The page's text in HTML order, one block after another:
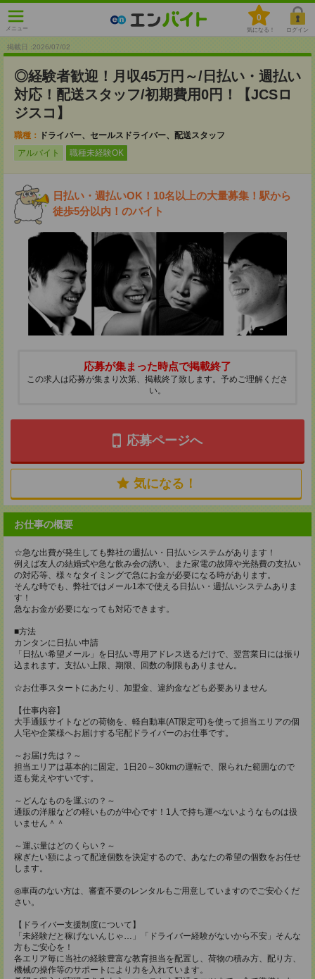
メニュー
0
気になる！ ログイン
掲載日 :2026/07/02
◎経験者歓迎！月収45万円～/日払い・週払い
対応！配送スタッフ/初期費用0円！【JCSロ
ジスコ】
職種：
ドライバー、セールスドライバー、配送スタッフ
アルバイト
職種未経験OK
日払い・週払いOK！10名以上の大量募集！駅から
徒歩5分以内！のバイト
応募が集まった時点で掲載終了
この求人は応募が集まり次第、掲載終了致します。予めご理解くださ
い。
応募ページへ
気になる！
お仕事の概要
☆急な出費が発生しても弊社の週払い・日払いシステムがあります！
例えば友人の結婚式や急な飲み会の誘い、また家電の故障や光熱費の支払い
の対応等、様々なタイミングで急にお金が必要になる時があります。
そんな時でも、弊社ではメール1本で使える日払い・週払いシステムありま
す！
急なお金が必要になっても対応できます。
■方法
カンタンに日払い申請
「日払い希望メール」を日払い専用アドレス送るだけで、翌営業日には振り
込まれます。支払い上限、期限、回数の制限もありません。
☆お仕事スタートにあたり、加盟金、違約金なども必要ありません
【仕事内容】
大手通販サイトなどの荷物を、軽自動車(AT限定可)を使って担当エリアの個
人宅や企業様へお届けする宅配ドライバーのお仕事です。
～お届け先は？～
担当エリアは基本的に固定。1日20～30kmの運転で、限られた範囲なので
道も覚えやすいです。
～どんなものを運ぶの？～
通販の洋服などの軽いものが中心です！1人で持ち運べないようなものは扱
いません＾＾
～運ぶ量はどのくらい？～
稼ぎたい額によって配達個数を決定するので、あなたの希望の個数をお任せ
します。
◎車両のない方は、審査不要のレンタルもご用意していますのでご安心くだ
さい。
【ドライバー支援制度について】
「未経験だと稼げないんじゃ…」「ドライバー経験がないから不安」そんな
方もご安心を！
各エリア毎に当社の経験豊富な教育担当を配置し、荷物の積み方、配り方、
機械の操作等のサポートにより力を入れています。